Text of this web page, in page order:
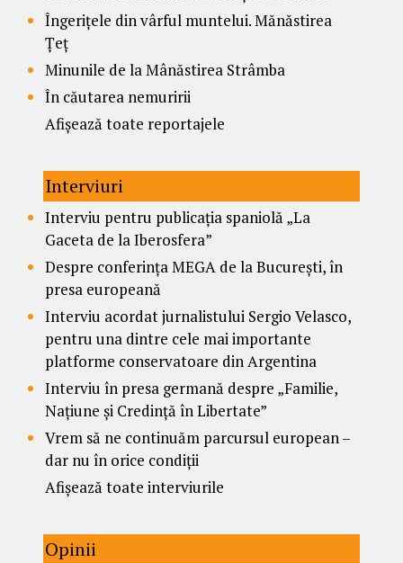
Îngerițele din vârful muntelui. Mănăstirea
Țeț
Minunile de la Mânăstirea Strâmba
În căutarea nemuririi
Afișează toate reportajele
Interviuri
Interviu pentru publicația spaniolă „La
Gaceta de la Iberosfera”
Despre conferința MEGA de la București, în
presa europeană
Interviu acordat jurnalistului Sergio Velasco,
pentru una dintre cele mai importante
platforme conservatoare din Argentina
Interviu în presa germană despre „Familie,
Națiune și Credință în Libertate”
Vrem să ne continuăm parcursul european –
dar nu în orice condiții
Afișează toate interviurile
Opinii